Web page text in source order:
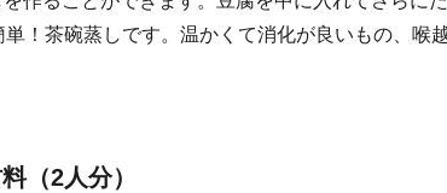
！茶碗蒸しです。温かくて消化が良いもの、喉
（2人分）